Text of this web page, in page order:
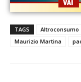
TAGS Altroconsumo
Maurizio Martina